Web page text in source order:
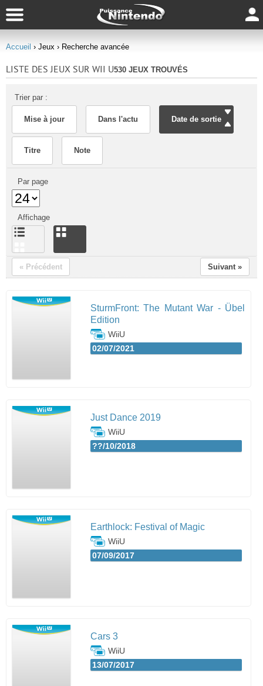
Accueil › Jeux › Recherche avancée
LISTE DES JEUX SUR WII U530 JEUX TROUVÉS
Trier par :
Mise à jour Dans l'actu Date de sortie
Titre Note
Par page
Affichage
« Précédent Suivant »
SturmFront: The Mutant War - Übel
Edition
WiiU
02/07/2021
Just Dance 2019
WiiU
??/10/2018
Earthlock: Festival of Magic
WiiU
07/09/2017
Cars 3
WiiU
13/07/2017